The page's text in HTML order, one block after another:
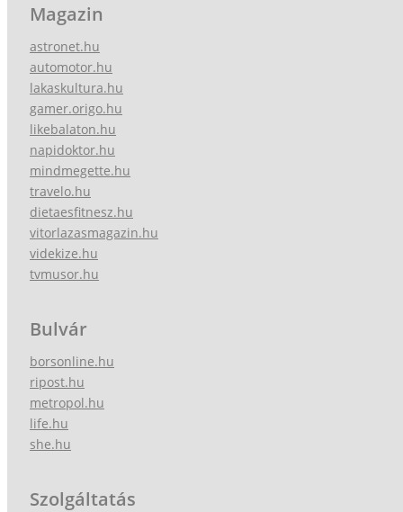
Magazin
astronet.hu
automotor.hu
lakaskultura.hu
gamer.origo.hu
likebalaton.hu
napidoktor.hu
mindmegette.hu
travelo.hu
dietaesfitnesz.hu
vitorlazasmagazin.hu
videkize.hu
tvmusor.hu
Bulvár
borsonline.hu
ripost.hu
metropol.hu
life.hu
she.hu
Szolgáltatás